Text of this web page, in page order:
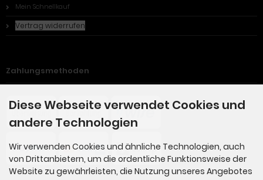
Mein Schnellkauf
Vertrag widerrufen
Zahlungsmethoden
Diese Webseite verwendet Cookies und
andere Technologien
Wir verwenden Cookies und ähnliche Technologien, auch
von Drittanbietern, um die ordentliche Funktionsweise der
Website zu gewährleisten, die Nutzung unseres Angebotes